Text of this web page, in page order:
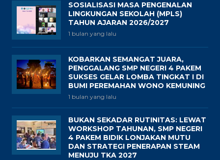
SOSIALISASI MASA PENGENALAN
LINGKUNGAN SEKOLAH (MPLS)
TAHUN AJARAN 2026/2027
1 bulan yang lalu
KOBARKAN SEMANGAT JUARA,
PENGGALANG SMP NEGERI 4 PAKEM
SUKSES GELAR LOMBA TINGKAT I DI
BUMI PEREMAHAN WONO KEMUNING
1 bulan yang lalu
BUKAN SEKADAR RUTINITAS: LEWAT
WORKSHOP TAHUNAN, SMP NEGERI
4 PAKEM BIDIK LONJAKAN MUTU
DAN STRATEGI PENERAPAN STEAM
MENUJU TKA 2027